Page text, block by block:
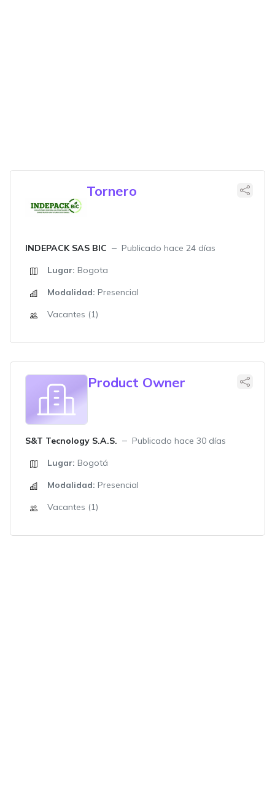
Tornero
INDEPACK SAS BIC
Publicado hace 24 días
Lugar: Bogota
Modalidad: Presencial
Vacantes (1)
Product Owner
S&T Tecnology S.A.S.
Publicado hace 30 días
Lugar: Bogotá
Modalidad: Presencial
Vacantes (1)